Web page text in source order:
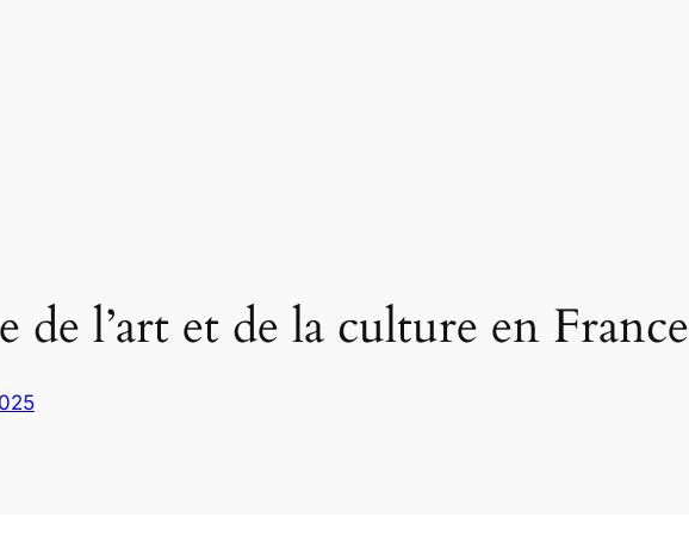
de l’art et de la culture en France